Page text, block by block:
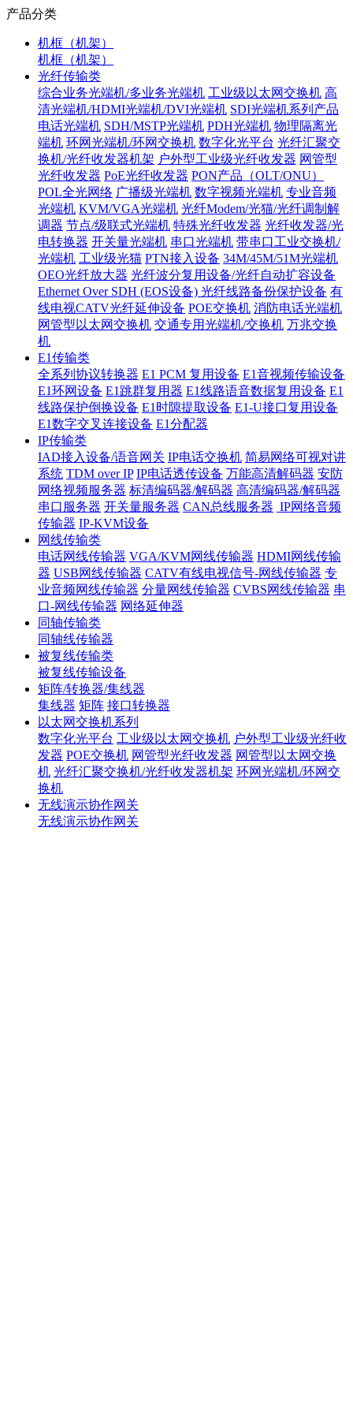
产品分类
机框（机架）
机框（机架）
光纤传输类
综合业务光端机/多业务光端机 工业级以太网交换机 高
清光端机/HDMI光端机/DVI光端机 SDI光端机系列产品
电话光端机 SDH/MSTP光端机 PDH光端机 物理隔离光
端机 环网光端机/环网交换机 数字化光平台 光纤汇聚交
换机/光纤收发器机架 户外型工业级光纤收发器 网管型
光纤收发器 PoE光纤收发器 PON产品（OLT/ONU）
POL全光网络 广播级光端机 数字视频光端机 专业音频
光端机 KVM/VGA光端机 光纤Modem/光猫/光纤调制解
调器 节点/级联式光端机 特殊光纤收发器 光纤收发器/光
电转换器 开关量光端机 串口光端机 带串口工业交换机/
光端机 工业级光猫 PTN接入设备 34M/45M/51M光端机
OEO光纤放大器 光纤波分复用设备/光纤自动扩容设备
Ethernet Over SDH (EOS设备) 光纤线路备份保护设备 有
线电视CATV光纤延伸设备 POE交换机 消防电话光端机
网管型以太网交换机 交通专用光端机/交换机 万兆交换
机
E1传输类
全系列协议转换器 E1 PCM 复用设备 E1音视频传输设备
E1环网设备 E1跳群复用器 E1线路语音数据复用设备 E1
线路保护倒换设备 E1时隙提取设备 E1-U接口复用设备
E1数字交叉连接设备 E1分配器
IP传输类
IAD接入设备/语音网关 IP电话交换机 简易网络可视对讲
系统 TDM over IP IP电话透传设备 万能高清解码器 安防
网络视频服务器 标清编码器/解码器 高清编码器/解码器
串口服务器 开关量服务器 CAN总线服务器 IP网络音频
传输器 IP-KVM设备
网线传输类
电话网线传输器 VGA/KVM网线传输器 HDMI网线传输
器 USB网线传输器 CATV有线电视信号-网线传输器 专
业音频网线传输器 分量网线传输器 CVBS网线传输器 串
口-网线传输器 网络延伸器
同轴传输类
同轴线传输器
被复线传输类
被复线传输设备
矩阵/转换器/集线器
集线器 矩阵 接口转换器
以太网交换机系列
数字化光平台 工业级以太网交换机 户外型工业级光纤收
发器 POE交换机 网管型光纤收发器 网管型以太网交换
机 光纤汇聚交换机/光纤收发器机架 环网光端机/环网交
换机
无线演示协作网关
无线演示协作网关